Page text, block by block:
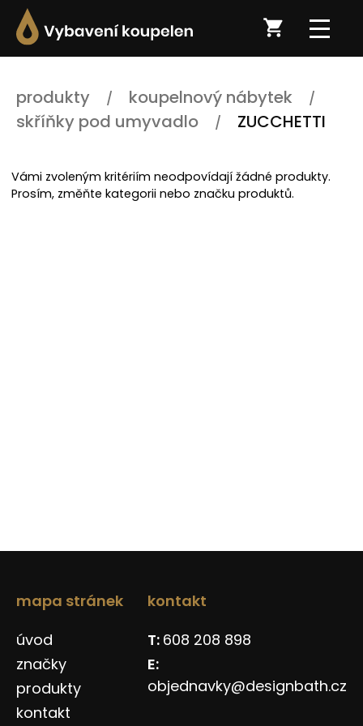
produkty
koupelnový nábytek
skříňky pod umyvadlo
ZUCCHETTI
Vámi zvoleným kritériím neodpovídají žádné produkty.
Prosím, změňte kategorii nebo značku produktů.
mapa stránek
úvod
značky
produkty
kontakt
kontakt
608 208 898
objednavky@designbath.cz